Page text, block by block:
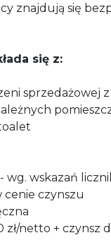
znajdują się
się z:
sprzedażowej z
wg. wskazań
cenie czynszu
zł/netto + czynsz